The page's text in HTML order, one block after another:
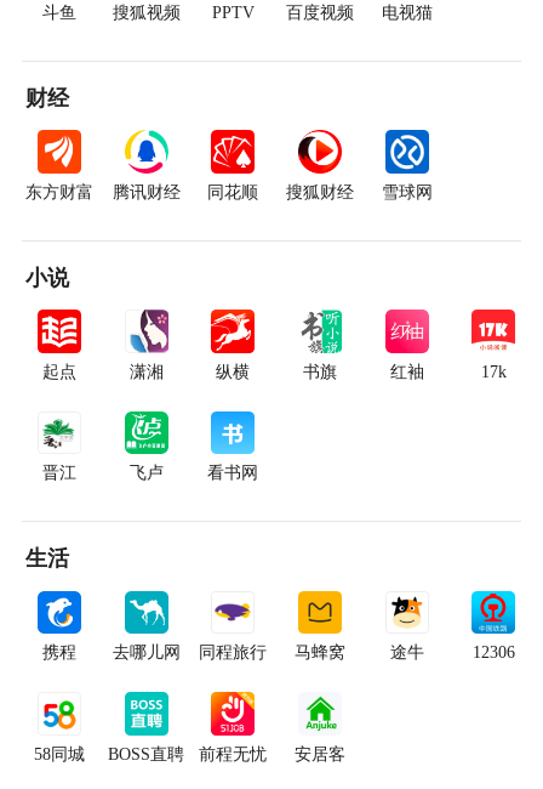
斗鱼 搜狐视频 PPTV 百度视频 电视猫
财经
东方财富 腾讯财经 同花顺 搜狐财经 雪球网
小说
起点 潇湘 纵横 书旗 红袖 17k
晋江 飞卢 看书网
生活
携程 去哪儿网 同程旅行 马蜂窝 途牛 12306
58同城 BOSS直聘 前程无忧 安居客